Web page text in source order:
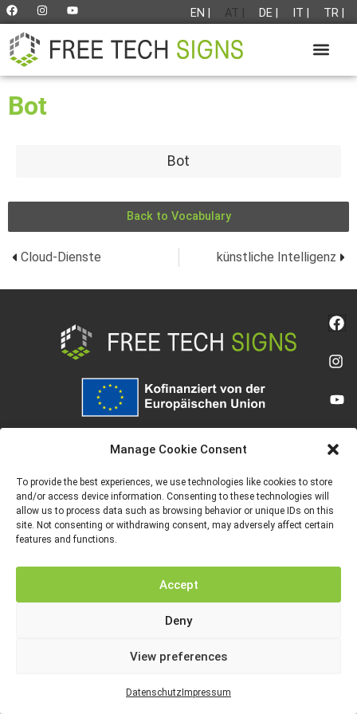
Manage Cookie Consent
To provide the best experiences, we use technologies like cookies to store
and/or access device information. Consenting to these technologies will
allow us to process data such as browsing behavior or unique IDs on this
site. Not consenting or withdrawing consent, may adversely affect certain
features and functions.
Accept
Deny
View preferences
Datenschutz Impressum
EN | AT | DE | IT | TR |
Bot
Bot
Back to Vocabulary
Cloud-Dienste künstliche Intelligenz
Meinungen entsprechen jedoch ausschließlich denen des Autors bzw. der
Autoren und spiegeln nicht zwingend die der Europäischen Union oder der
werden.
IMPRESSUM DATENSCHUTZ